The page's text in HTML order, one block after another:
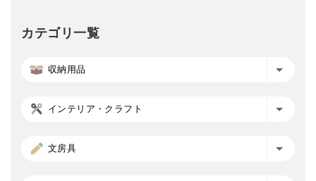
カテゴリ一覧
収納用品
インテリア・クラフト
文房具